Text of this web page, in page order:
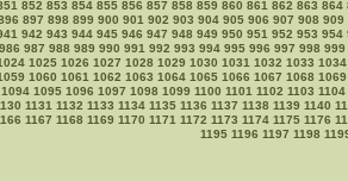
852 853 854 855 856 857 858 859 860 861 862 863 864
897 898 899 900 901 902 903 904 905 906 907 908 909
942 943 944 945 946 947 948 949 950 951 952 953 954
986 987 988 989 990 991 992 993 994 995 996 997 998 999
1025 1026 1027 1028 1029 1030 1031 1032 1033 1034
1060 1061 1062 1063 1064 1065 1066 1067 1068 1069
1094 1095 1096 1097 1098 1099 1100 1101 1102 1103 1104
1131 1132 1133 1134 1135 1136 1137 1138 1139 1140
1167 1168 1169 1170 1171 1172 1173 1174 1175 1176
1195 1196 1197 1198